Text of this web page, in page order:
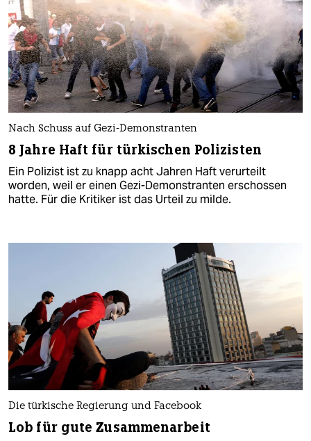
Nach Schuss auf Gezi-Demonstranten
8 Jahre Haft für türkischen Polizisten
Ein Polizist ist zu knapp acht Jahren Haft verurteilt
worden, weil er einen Gezi-Demonstranten erschossen
hatte. Für die Kritiker ist das Urteil zu milde.
Die türkische Regierung und Facebook
Lob für gute Zusammenarbeit